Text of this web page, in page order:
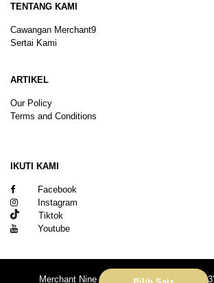
TENTANG KAMI
Cawangan Merchant9
Sertai Kami
ARTIKEL
Our Policy
Terms and Conditions
IKUTI KAMI
Facebook
Instagram
Tiktok
Youtube
Merchant Nine Sdn Bhd (No.